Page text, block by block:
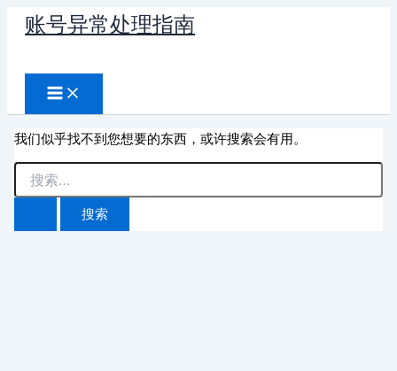
账号异常处理指南
索
我们似乎找不到您想要的东西，或许搜索会有用。
搜
索：